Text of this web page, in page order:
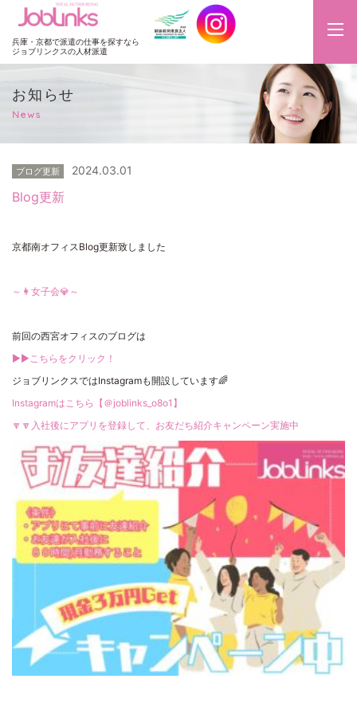
JobLinks
兵庫・京都で派遣の仕事を探すなら
ジョブリンクスの人材派遣
お知らせ
News
ブログ更新 2024.03.01
Blog更新
京都南オフィスBlog更新致しました
～👩女子会💎～
前回の西宮オフィスのブログは
▶▶こちらをクリック！
ジョブリンクスではInstagramも開設しています🌈
Instagramはこちら【＠joblinks_o8o1】
🔽🔽入社後にアプリを登録して、お友だち紹介キャンペーン実施中